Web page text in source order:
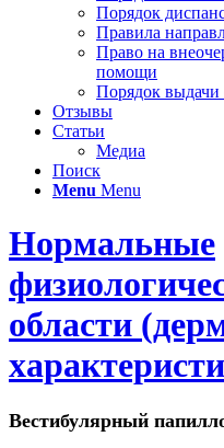
Порядок
Правила
Право на
помощи
Порядок выдачи
Отзывы
Статьи
Медиа
Поиск
Menu Menu
Нормальные
области
Вестибулярный